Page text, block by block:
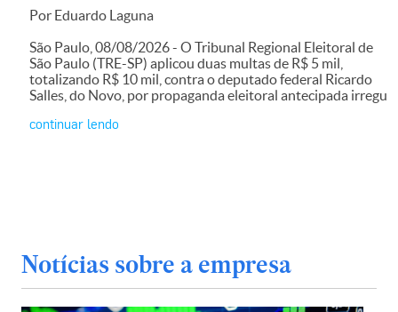
Por Eduardo Laguna
São Paulo, 08/08/2026 - O Tribunal Regional Eleitoral de
São Paulo (TRE-SP) aplicou duas multas de R$ 5 mil,
totalizando R$ 10 mil, contra o deputado federal Ricardo
Salles, do Novo, por propaganda eleitoral antecipada irregu
continuar lendo
Notícias sobre a empresa